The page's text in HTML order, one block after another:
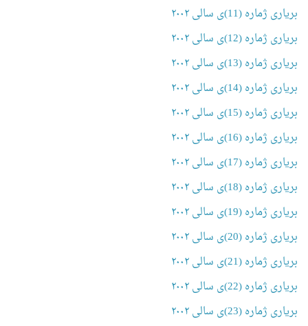
بریاری ژمارە (11)ی سالی ٢٠٠٢
بریاری ژمارە (12)ی سالی ٢٠٠٢
بریاری ژمارە (13)ی سالی ٢٠٠٢
بریاری ژمارە (14)ی سالی ٢٠٠٢
بریاری ژمارە (15)ی سالی ٢٠٠٢
بریاری ژمارە (16)ی سالی ٢٠٠٢
بریاری ژمارە (17)ی سالی ٢٠٠٢
بریاری ژمارە (18)ی سالی ٢٠٠٢
بریاری ژمارە (19)ی سالی ٢٠٠٢
بریاری ژمارە (20)ی سالی ٢٠٠٢
بریاری ژمارە (21)ی سالی ٢٠٠٢
بریاری ژمارە (22)ی سالی ٢٠٠٢
بریاری ژمارە (23)ی سالی ٢٠٠٢